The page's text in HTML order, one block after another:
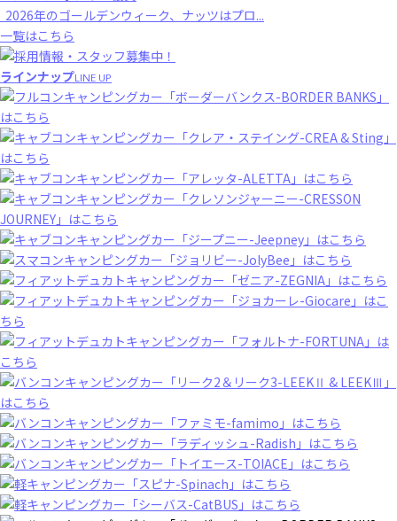
2026年のゴールデンウィーク、ナッツはプロ...
一覧はこちら
ラインナップLINE UP